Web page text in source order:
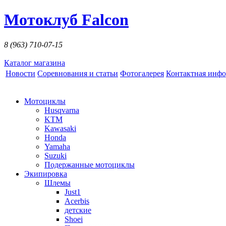
Мотоклуб Falcon
8 (963) 710-07-15
Каталог магазина
Новости Соревнования и статьи Фотогалерея Контактная
Мотоциклы
Husqvarna
KTM
Kawasaki
Honda
Yamaha
Suzuki
Подержанные мотоциклы
Экипировка
Шлемы
Just1
Acerbis
детские
Shoei